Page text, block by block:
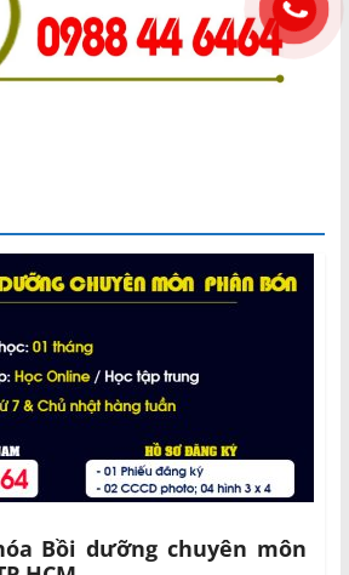
Bồi dưỡng chuyên môn